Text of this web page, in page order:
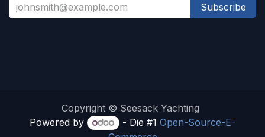
Subscribe
Copyright © Seesack Yachting
Powered by
- Die #1 Open-Source-E-